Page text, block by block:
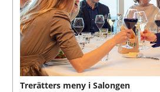
Trerätters meny i Salongen